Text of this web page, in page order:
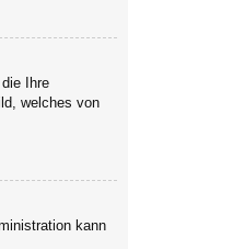
Ihre
welches von
kann